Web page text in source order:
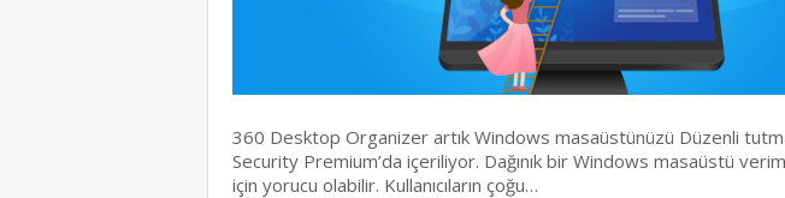
360 Desktop Organizer artık Windows masaüstünüzü Düzenli
Security Premium’da içeriliyor. Dağınık bir Windows masaüstü
için yorucu olabilir. Kullanıcıların çoğu…